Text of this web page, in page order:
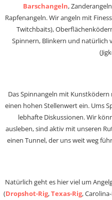
Barschangeln,
Rapfenangeln. Wir angeln mit
Twitchbaits),
Spinnern, Blinkern und natürlich
Das Spinnangeln mit
einen hohen Stellenwert ein. Ums
lebhafte Diskussionen. Wir
ausleben, sind aktiv mit unseren
einen Tunnel, der uns weit weg
Natürlich geht es hier viel um
(Dropshot-Rig,Texas-Rig,